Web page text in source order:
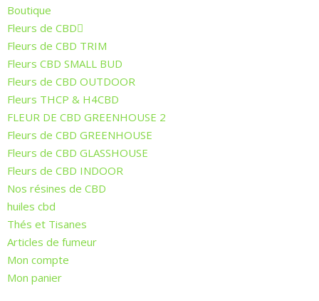
Boutique
Fleurs de CBD
Fleurs de CBD TRIM
Fleurs CBD SMALL BUD
Fleurs de CBD OUTDOOR
Fleurs THCP & H4CBD
FLEUR DE CBD GREENHOUSE 2
Fleurs de CBD GREENHOUSE
Fleurs de CBD GLASSHOUSE
Fleurs de CBD INDOOR
Nos résines de CBD
huiles cbd
Thés et Tisanes
Articles de fumeur
Mon compte
Mon panier